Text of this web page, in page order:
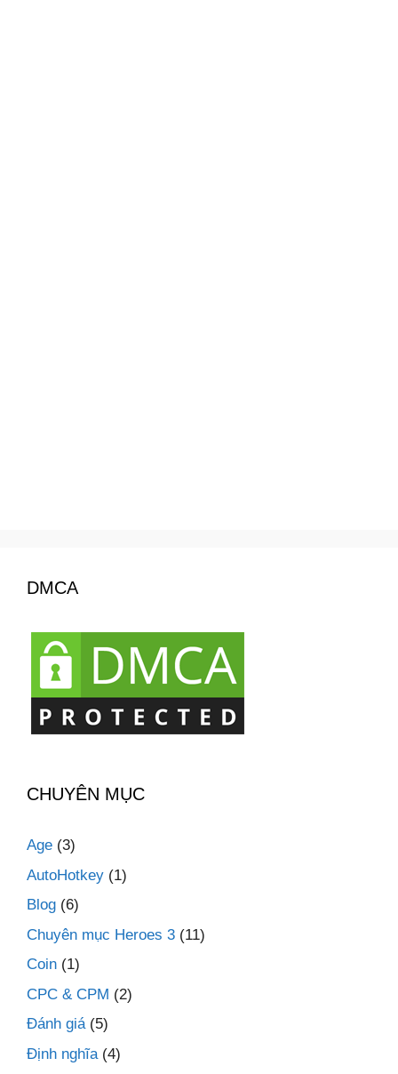
DMCA
CHUYÊN MỤC
Age (3)
AutoHotkey (1)
Blog (6)
Chuyên mục Heroes 3 (11)
Coin (1)
CPC & CPM (2)
Đánh giá(5)
Định nghĩa (4)